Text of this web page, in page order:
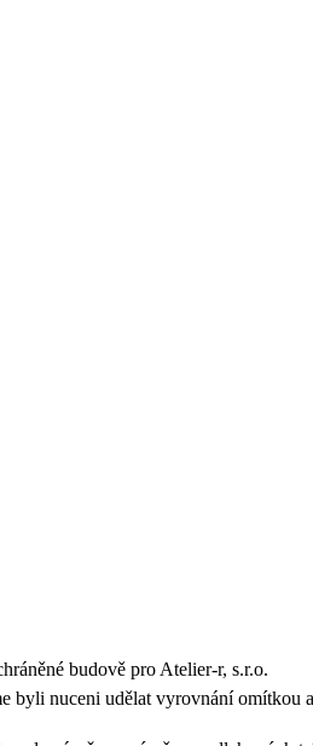
budově pro Atelier-r, s.r.o.
byli nuceni udělat vyrovnání omítkou